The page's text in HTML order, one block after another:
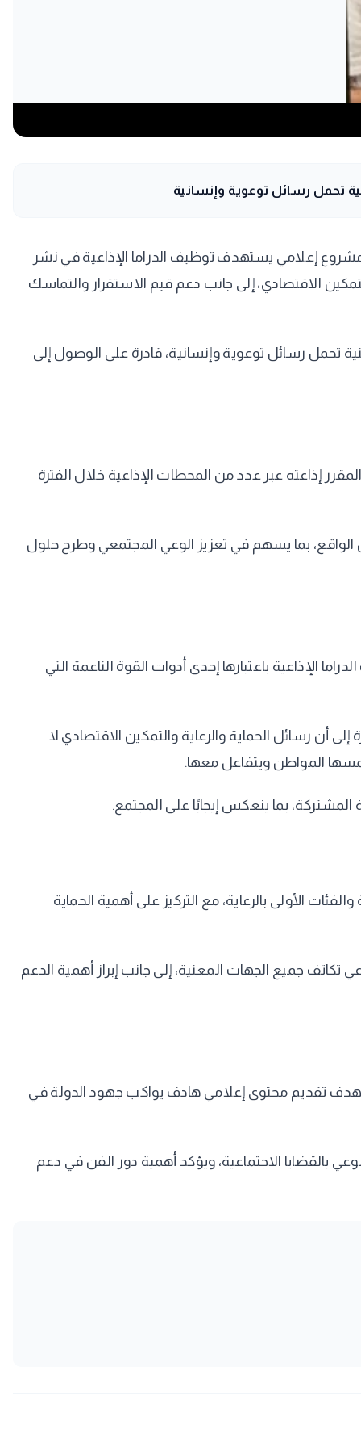
تحمل رسائل توعوية وإنسانية
مشروع إعلامي يستهدف توظيف الدراما الإذاعية في نشر
الاقتصادي، إلى جانب دعم قيم الاستقرار والتماسك
تحمل رسائل توعوية وإنسانية، قادرة على الوصول إلى
إذاعته عبر عدد من المحطات الإذاعية خلال الفترة
الواقع، بما يسهم في تعزيز الوعي المجتمعي وطرح حلول
الإذاعية باعتبارها إحدى أدوات القوة الناعمة التي
أن رسائل الحماية والرعاية والتمكين الاقتصادي لا
المواطن ويتفاعل معها.
بما ينعكس إيجابًا على المجتمع.
الأولى بالرعاية، مع التركيز على أهمية الحماية
جميع الجهات المعنية، إلى جانب إبراز أهمية الدعم
بهدف تقديم محتوى إعلامي هادف يواكب جهود الدولة في
بالقضايا الاجتماعية، ويؤكد أهمية دور الفن في دعم